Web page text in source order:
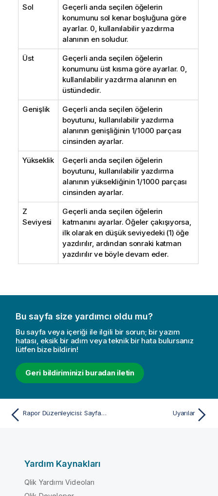
Sol
Geçerli anda seçilen öğelerin
konumunu sol kenar boşluğuna göre
ayarlar. 0, kullanılabilir yazdırma
alanının en soludur.
Üst
Geçerli anda seçilen öğelerin
konumunu üst kısma göre ayarlar. 0,
kullanılabilir yazdırma alanının en
üstündedir.
Genişlik
Geçerli anda seçilen öğelerin
boyutunu, kullanılabilir yazdırma
alanının genişliğinin 1/1000 parçası
cinsinden ayarlar.
Yükseklik
Geçerli anda seçilen öğelerin
boyutunu, kullanılabilir yazdırma
alanının yüksekliğinin 1/1000 parçası
cinsinden ayarlar.
Z
Seviyesi
Geçerli anda seçilen öğelerin
katmanını ayarlar. Öğeler çakışıyorsa,
ilk olarak en düşük seviyedeki (1) öğe
yazdırılır, ardından sonraki katman
yazdırılır ve böyle devam eder.
Bu sayfa size yardımcı oldu mu?
Bu sayfa veya içeriği ile ilgili bir sorun; bir yazım
hatası, eksik bir adım veya teknik bir hata bulursanız
lütfen bize bildirin!
Geri bildiriminizi buradan iletin
Rapor Düzenleyicisi: Sayfa ayarları diyalog penceresi Uyarılar
Yardım Kaynakları
Qlik Yardımı Videoları